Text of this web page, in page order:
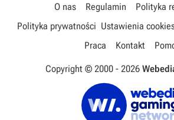
O nas Regulamin
Polityka
Polityka prywatności Ustawienia
Praca
Kontakt
Copyright © 2000 - 2026